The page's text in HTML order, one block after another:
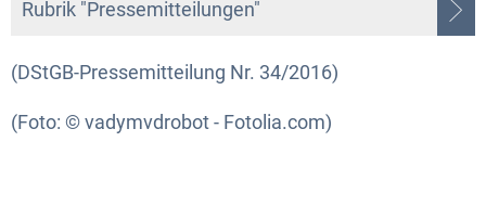
Rubrik "Pressemitteilungen"
(DStGB-Pressemitteilung Nr. 34/2016)
(Foto: © vadymvdrobot - Fotolia.com)